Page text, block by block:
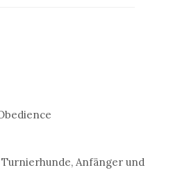
Turnierhunde, Anfänger und